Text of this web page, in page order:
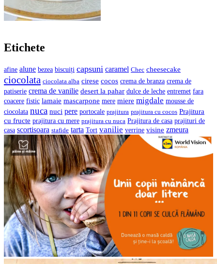
Etichete
afine alune bezea biscuiți capsuni caramel Chec cheesecake
ciocolata ciocolata alba cirese cocos crema de branza crema de
patiserie crema de vanilie desert la pahar dulce de leche entremet fara
coacere fistic lamaie mascarpone mere miere migdale mousse de
ciocolata nuca nuci pere portocale prajitura prajitura cu cocos Prajitura
cu fructe prajitura cu mere prajitura cu nuca Prajitura de casa prajituri de
casa scortisoara stafide tarta Tort vanilie verrine visine zmeura